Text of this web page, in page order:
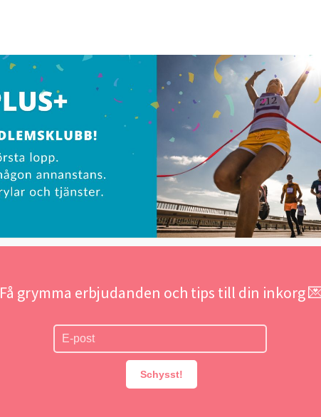
Få grymma erbjudanden och tips till din inkorg
Schysst!